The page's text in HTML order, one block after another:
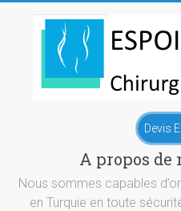
Chirurgie
esthetique
Turquie
Devis
A propos de
Nous sommes capables
en Turquie en toute